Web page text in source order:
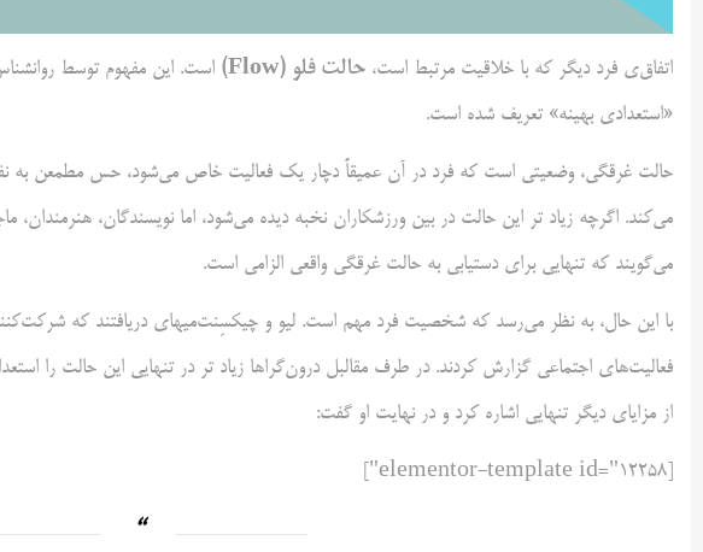
اتفاق‌ی فرد دیگر که با خلاقیت مرتبط است، حالت فلو (Flow
) است. این مفهوم توسط
«استعداد‌ی بهینه» تعریف شده است.
حالت غرقگی، وضعیتی است که فرد در آن عمیقاً دچار یک فعالیت خاص می‌شود، حس مطمعن به
می‌کند. اگرچه زیاد تر این حالت در بین ورزشکاران نخبه دیده می‌شود، اما نویسندگان، هنرمندان،
می‌گویند که تنهایی برای دستیابی به حالت غرقگی واقعی الزامی است.
با این حال، به نظر می‌رسد که شخصیت فرد مهم است. لیو و چیکسِنت‌میهای دریافتند که
فعالیت‌های اجتماعی گزارش کردند. در طرف مقالبل درون‌گراها زیاد تر در تنهایی این حالت را
از مزایای دیگر تنهایی اشاره کرد و در نهایت او گفت: